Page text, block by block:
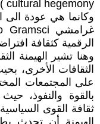
cultural hegemony ))
وكانما هي عودة الى
الرقمية كثقافة
وهنا تشير الهيمنة
الثقافات الأخرى،
على المجتمعات
بالقوة والنفوذ،
ثقافة القوى